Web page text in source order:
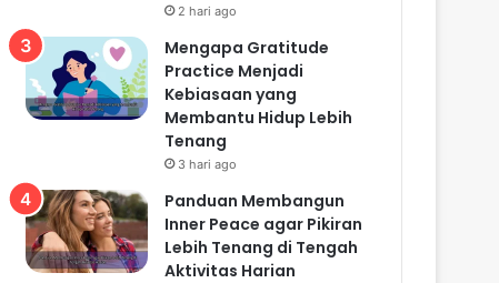
2 hari ago
Mengapa Gratitude
Practice Menjadi
Kebiasaan yang
Membantu Hidup Lebih
Tenang
3 hari ago
Panduan Membangun
Inner Peace agar Pikiran
Lebih Tenang di Tengah
Aktivitas Harian